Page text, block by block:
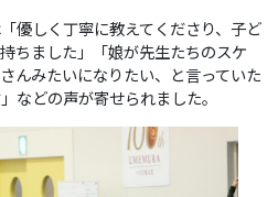
優しく丁寧に教えてくださり、子ど
ちました」「娘が先生たちのスケ
んみたいになりたい、と言っていた
などの声が寄せられました。